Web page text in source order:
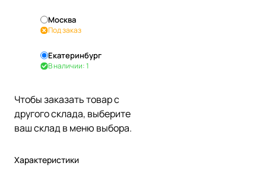
Москва
Под заказ
Екатеринбург
В наличии: 1
Чтобы заказать товар с
другого склада, выберите
ваш склад в меню выбора.
Характеристики